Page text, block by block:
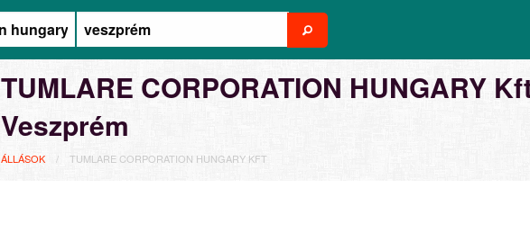
TUMLARE CORPORATION HUNGARY
Veszprém
ÁLLÁSOK TUMLARE CORPORATION HUNGARY KFT